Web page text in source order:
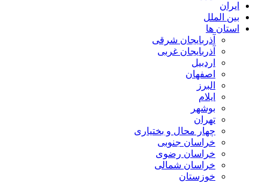
ایران
بین الملل
استان ها
آذربایجان شرقی
آذربایجان غربی
اردبیل
اصفهان
البرز
ایلام
بوشهر
تهران
چهار محال و بختیاری
خراسان جنوبی
خراسان رضوی
خراسان شمالی
خوزستان